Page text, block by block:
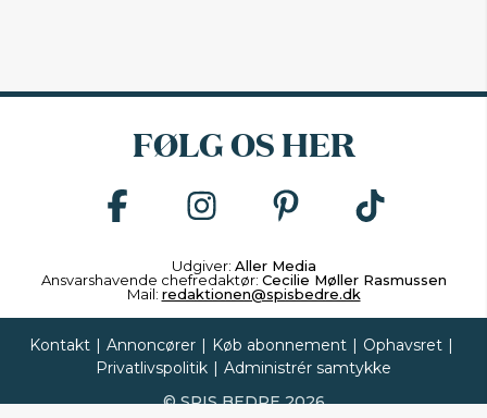
FØLG OS HER
Udgiver: Aller Media
Ansvarshavende chefredaktør: Cecilie Møller Rasmussen
Mail: redaktionen@spisbedre.dk
Kontakt | Annoncører | Køb abonnement | Ophavsret |
Privatlivspolitik | Administrér samtykke
©SPIS BEDRE2026